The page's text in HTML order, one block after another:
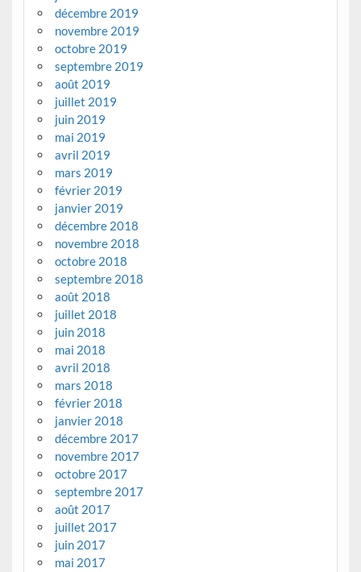
décembre 2019
novembre 2019
octobre 2019
septembre 2019
août 2019
juillet 2019
juin 2019
mai 2019
avril 2019
mars 2019
février 2019
janvier 2019
décembre 2018
novembre 2018
octobre 2018
septembre 2018
août 2018
juillet 2018
juin 2018
mai 2018
avril 2018
mars 2018
février 2018
janvier 2018
décembre 2017
novembre 2017
octobre 2017
septembre 2017
août 2017
juillet 2017
juin 2017
mai 2017